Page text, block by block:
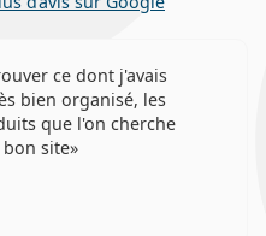
ce dont j'avais
bien organisé, les
que l'on cherche
site